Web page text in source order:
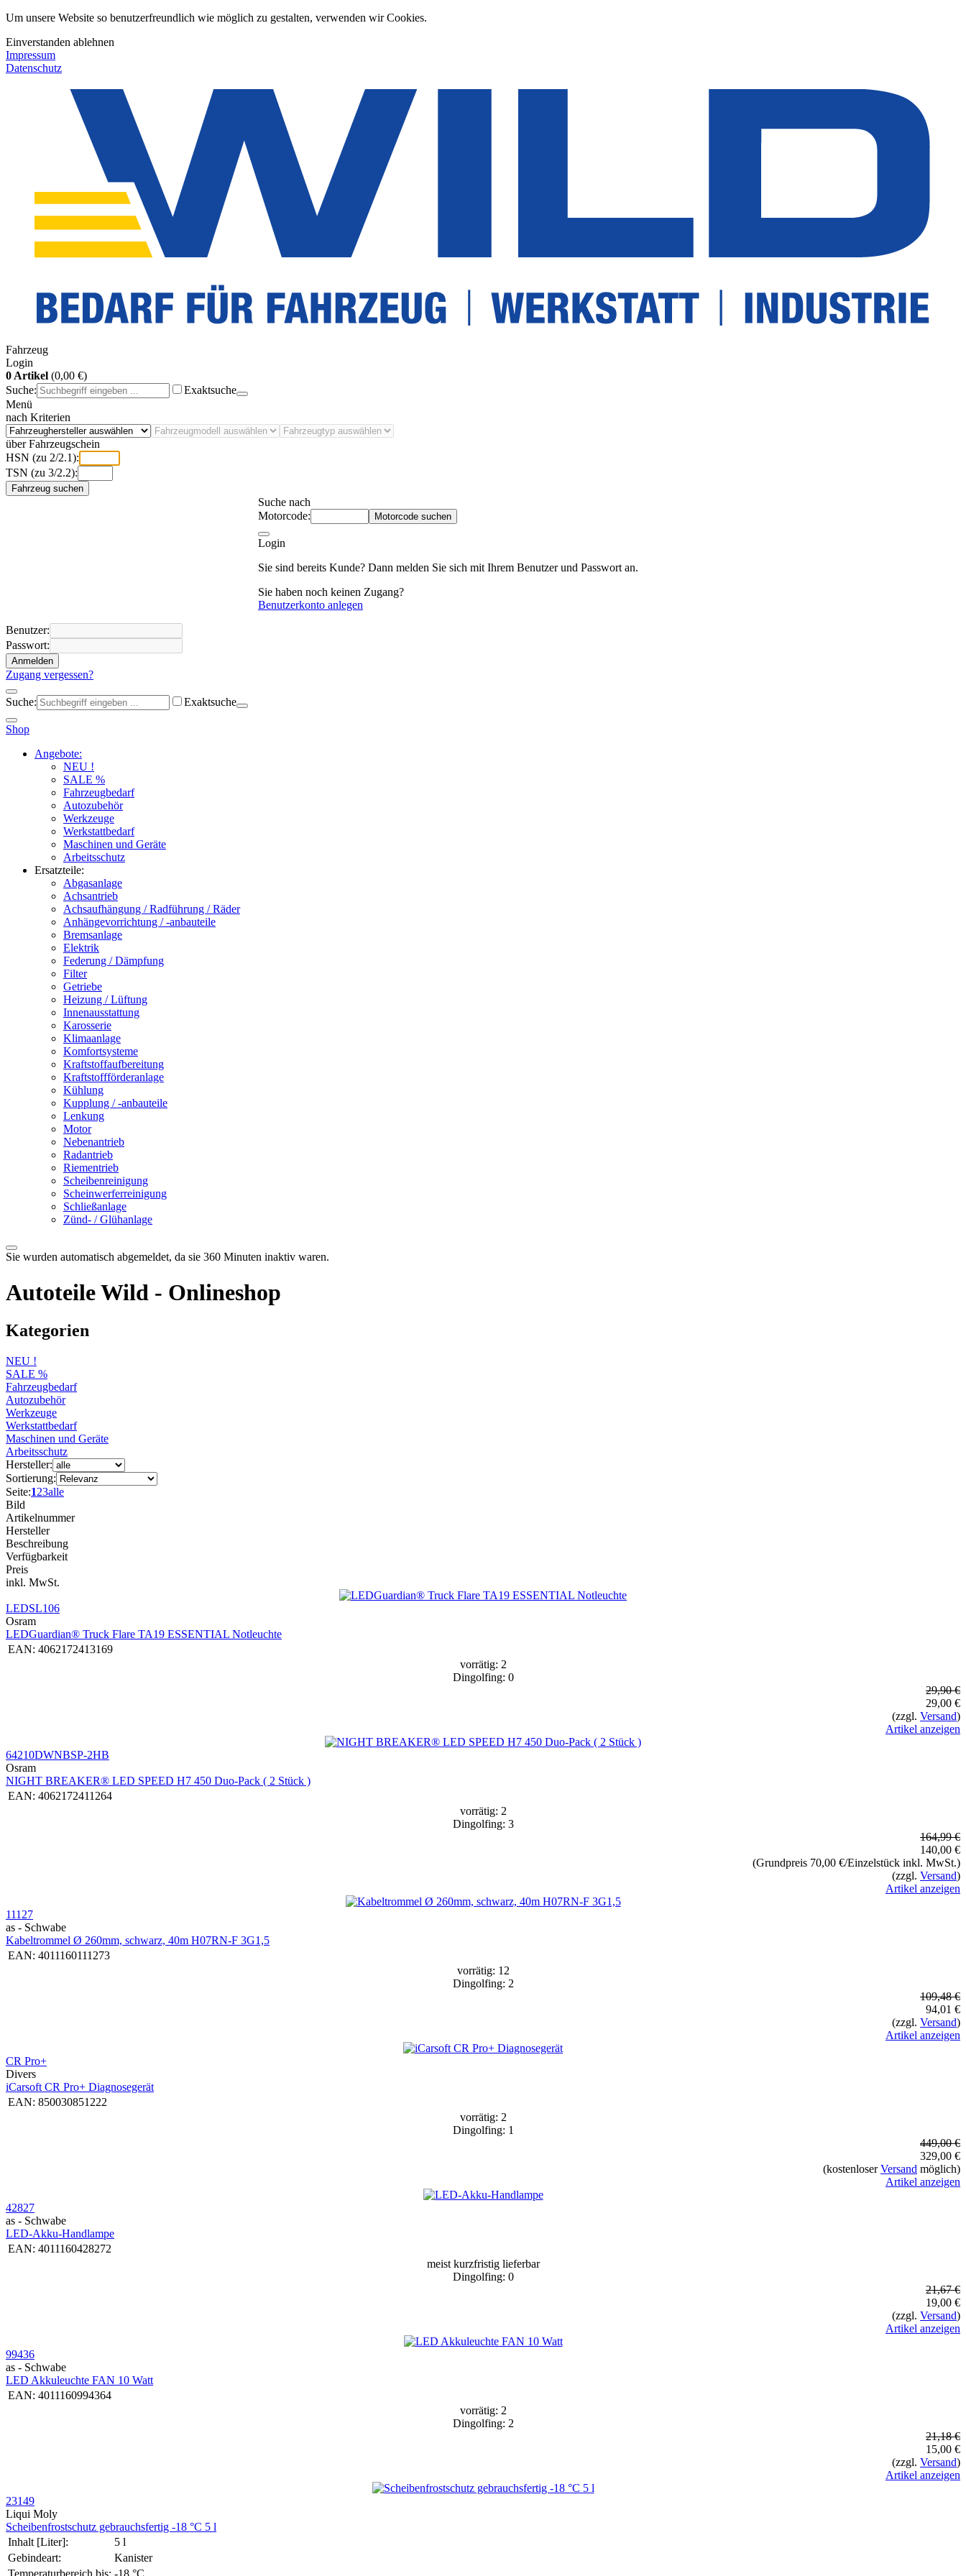
Um unsere Website so benutzerfreundlich wie möglich zu gestalten, verwenden wir Cookies.
Einverstanden ablehnen
Impressum
Datenschutz
Fahrzeug
Login
0 Artikel (0,00 €)
Suche:
Exaktsuche
Menü
nach Kriterien
über Fahrzeugschein
HSN (zu 2/2.1):
TSN (zu 3/2.2):
Fahrzeug suchen
Suche nach
Motorcode:
Motorcode suchen
Login
Sie sind bereits Kunde? Dann melden Sie sich mit Ihrem Benutzer und Passwort an.
Sie haben noch keinen Zugang?
Benutzerkonto anlegen
Benutzer:
Passwort:
Anmelden
Zugang vergessen?
Suche: Exaktsuche
Shop
Angebote:
NEU !
SALE %
Fahrzeugbedarf
Autozubehör
Werkzeuge
Werkstattbedarf
Maschinen und Geräte
Arbeitsschutz
Ersatzteile:
Abgasanlage
Achsantrieb
Achsaufhängung / Radführung / Räder
Anhängevorrichtung / -anbauteile
Bremsanlage
Elektrik
Federung / Dämpfung
Filter
Getriebe
Heizung / Lüftung
Innenausstattung
Karosserie
Klimaanlage
Komfortsysteme
Kraftstoffaufbereitung
Kraftstoffförderanlage
Kühlung
Kupplung / -anbauteile
Lenkung
Motor
Nebenantrieb
Radantrieb
Riementrieb
Scheibenreinigung
Scheinwerferreinigung
Schließanlage
Zünd- / Glühanlage
Sie wurden automatisch abgemeldet, da sie 360 Minuten inaktiv waren.
Autoteile Wild - Onlineshop
Kategorien
NEU !
SALE %
Fahrzeugbedarf
Autozubehör
Werkzeuge
Werkstattbedarf
Maschinen und Geräte
Arbeitsschutz
Hersteller:
Sortierung:
Seite:123alle
Bild
Artikelnummer
Hersteller
Beschreibung
Verfügbarkeit
Preis
inkl. MwSt.
LEDSL106
Osram
LEDGuardian® Truck Flare TA19 ESSENTIAL Notleuchte
EAN: 4062172413169
vorrätig: 2
Dingolfing: 0
29,90 €
29,00 €
(zzgl. Versand)
Artikel anzeigen
64210DWNBSP-2HB
Osram
NIGHT BREAKER® LED SPEED H7 450 Duo-Pack ( 2 Stück )
EAN: 4062172411264
vorrätig: 2
Dingolfing: 3
164,99 €
140,00 €
(Grundpreis 70,00 €/Einzelstück inkl. MwSt.)
(zzgl. Versand)
Artikel anzeigen
11127
as - Schwabe
Kabeltrommel Ø 260mm, schwarz, 40m H07RN-F 3G1,5
EAN: 4011160111273
vorrätig: 12
Dingolfing: 2
109,48 €
94,01 €
(zzgl. Versand)
Artikel anzeigen
CR Pro+
Divers
iCarsoft CR Pro+ Diagnosegerät
EAN: 850030851222
vorrätig: 2
Dingolfing: 1
449,00 €
329,00 €
(kostenloserVersand möglich)
Artikel anzeigen
42827
as - Schwabe
LED-Akku-Handlampe
EAN: 4011160428272
meist kurzfristig lieferbar
Dingolfing: 0
21,67 €
19,00 €
(zzgl. Versand)
Artikel anzeigen
99436
as - Schwabe
LED Akkuleuchte FAN 10 Watt
EAN: 4011160994364
vorrätig: 2
Dingolfing: 2
21,18 €
15,00 €
(zzgl. Versand)
Artikel anzeigen
23149
Liqui Moly
Schei­ben­frost­schutz gebrauchs­fertig -18 °C 5 l
Inhalt [Liter]:
5 l
Gebindeart:
Kanister